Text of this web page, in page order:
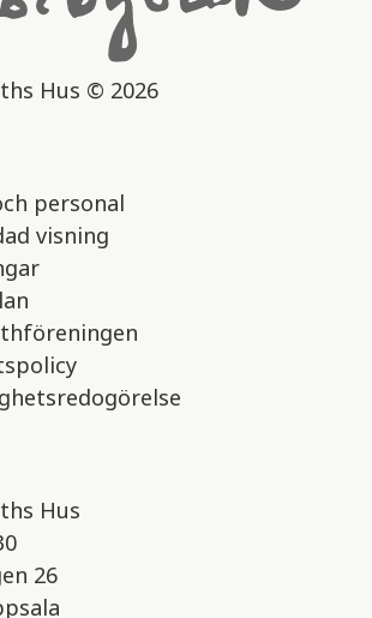
Hus © 2026
personal
visning
Hus
26